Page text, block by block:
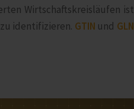
Wirtschaftskreisläufen ist
identifizieren. GTIN und GLN